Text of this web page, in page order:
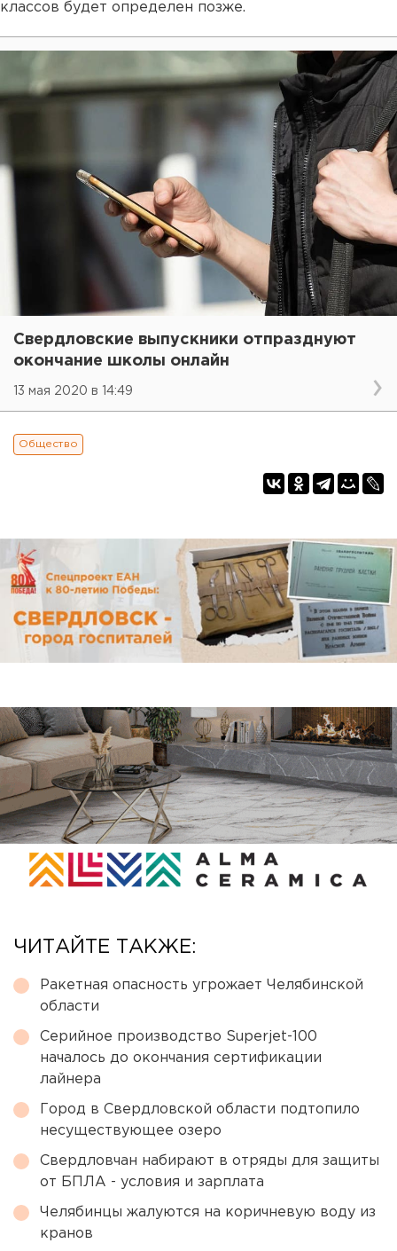
классов будет определен позже.
Свердловские выпускники отпразднуют
окончание школы онлайн
13 мая 2020 в 14:49
Общество
ЧИТАЙТЕ ТАКЖЕ:
Ракетная опасность угрожает Челябинской
области
Серийное производство Superjet-100
началось до окончания сертификации
лайнера
Город в Свердловской области подтопило
несуществующее озеро
Свердловчан набирают в отряды для защиты
от БПЛА - условия и зарплата
Челябинцы жалуются на коричневую воду из
кранов